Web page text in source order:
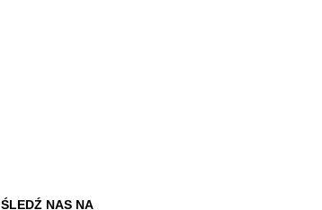
ŚLEDŹ NAS NA